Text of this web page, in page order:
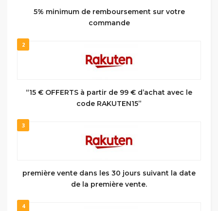
5% minimum de remboursement sur votre
commande
2
“15 € OFFERTS à partir de 99 € d’achat avec le
code RAKUTEN15”
3
première vente dans les 30 jours suivant la date
de la première vente.
4